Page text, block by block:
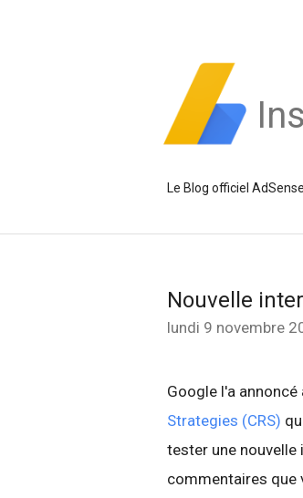
Le Blog officiel
Nouvelle
lundi 9 novembre
Google l'a
Strategies (CRS)
tester une nouvelle
commentaires que